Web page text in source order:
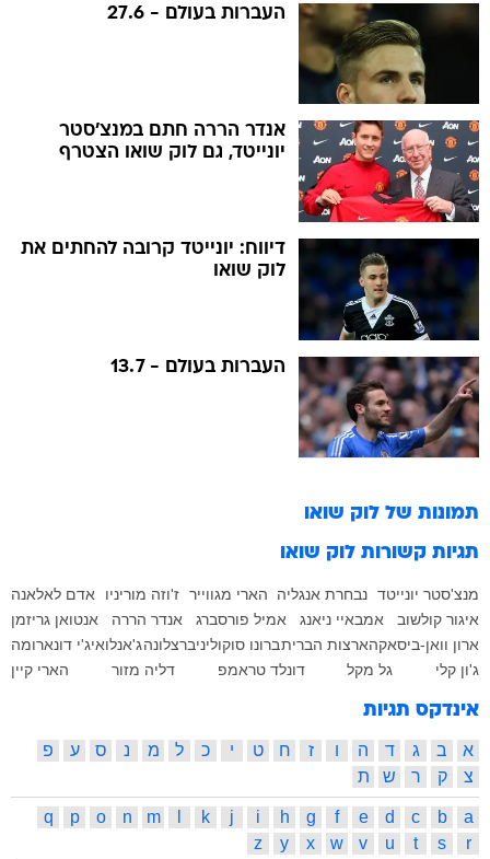
העברות בעולם - 27.6
אנדר הררה חתם במנצ'סטר
יונייטד, גם לוק שואו הצטרף
דיווח: יונייטד קרובה להחתים את
לוק שואו
העברות בעולם - 13.7
תמונות של לוק שואו
תגיות קשורות לוק שואו
מנצ'סטר יונייטד נבחרת אנגליה הארי מגווייר ז'וזה מוריניו
אדם לאלאנה
איגור קולשוב
אמבאיי ניאנג אמיל פורסברג אנדר הררה
אנטואן גריזמן
ארון וואן-ביסאקהארצות הבריתברונו סוקוליניברצלונהג'אנלואיג'י דונארומה
ג'ון קלי
גל מקל דונלד טראמפ דליה מזור הארי קיין
אינדקס תגיות
א ב ג ד ה ו ז ח ט י כ ל מ נ ס ע
פ
צ
ק ר ש ת
a
b
c
d
e
f
g
h
i
j
k
m
n
o
p
q
r
s
t
u
v
w
x
y
z